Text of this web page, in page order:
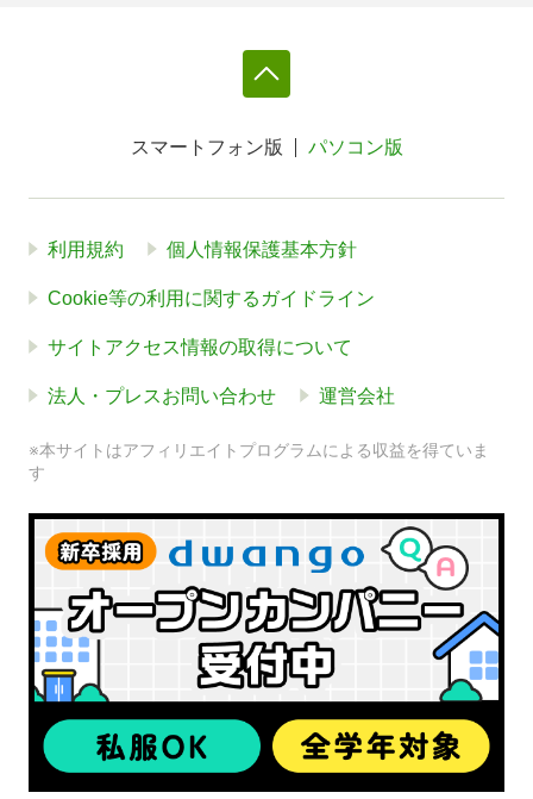
スマートフォン版 パソコン版
利用規約 個人情報保護基本方針
Cookie等の利用に関するガイドライン
サイトアクセス情報の取得について
法人・プレスお問い合わせ 運営会社
※本サイトはアフィリエイトプログラムによる収益を得ていま
す